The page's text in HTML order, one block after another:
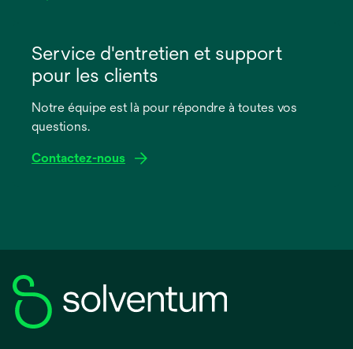
dans
nouvel
onglet
Service d'entretien et support
pour les clients
Notre équipe est là pour répondre à toutes vos
questions.
Contactez-nous